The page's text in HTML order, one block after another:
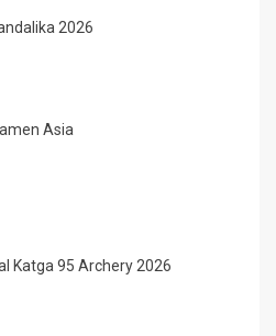
2026
Asia
Katga 95 Archery 2026